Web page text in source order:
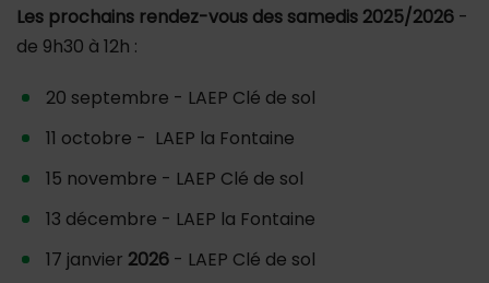
Les prochains rendez-vous des samedis 2025/2026 -
de 9h30 à 12h :
20 septembre - LAEP Clé de sol
11 octobre - LAEP la Fontaine
15 novembre - LAEP Clé de sol
13 décembre - LAEP la Fontaine
17 janvier 2026 - LAEP Clé de sol